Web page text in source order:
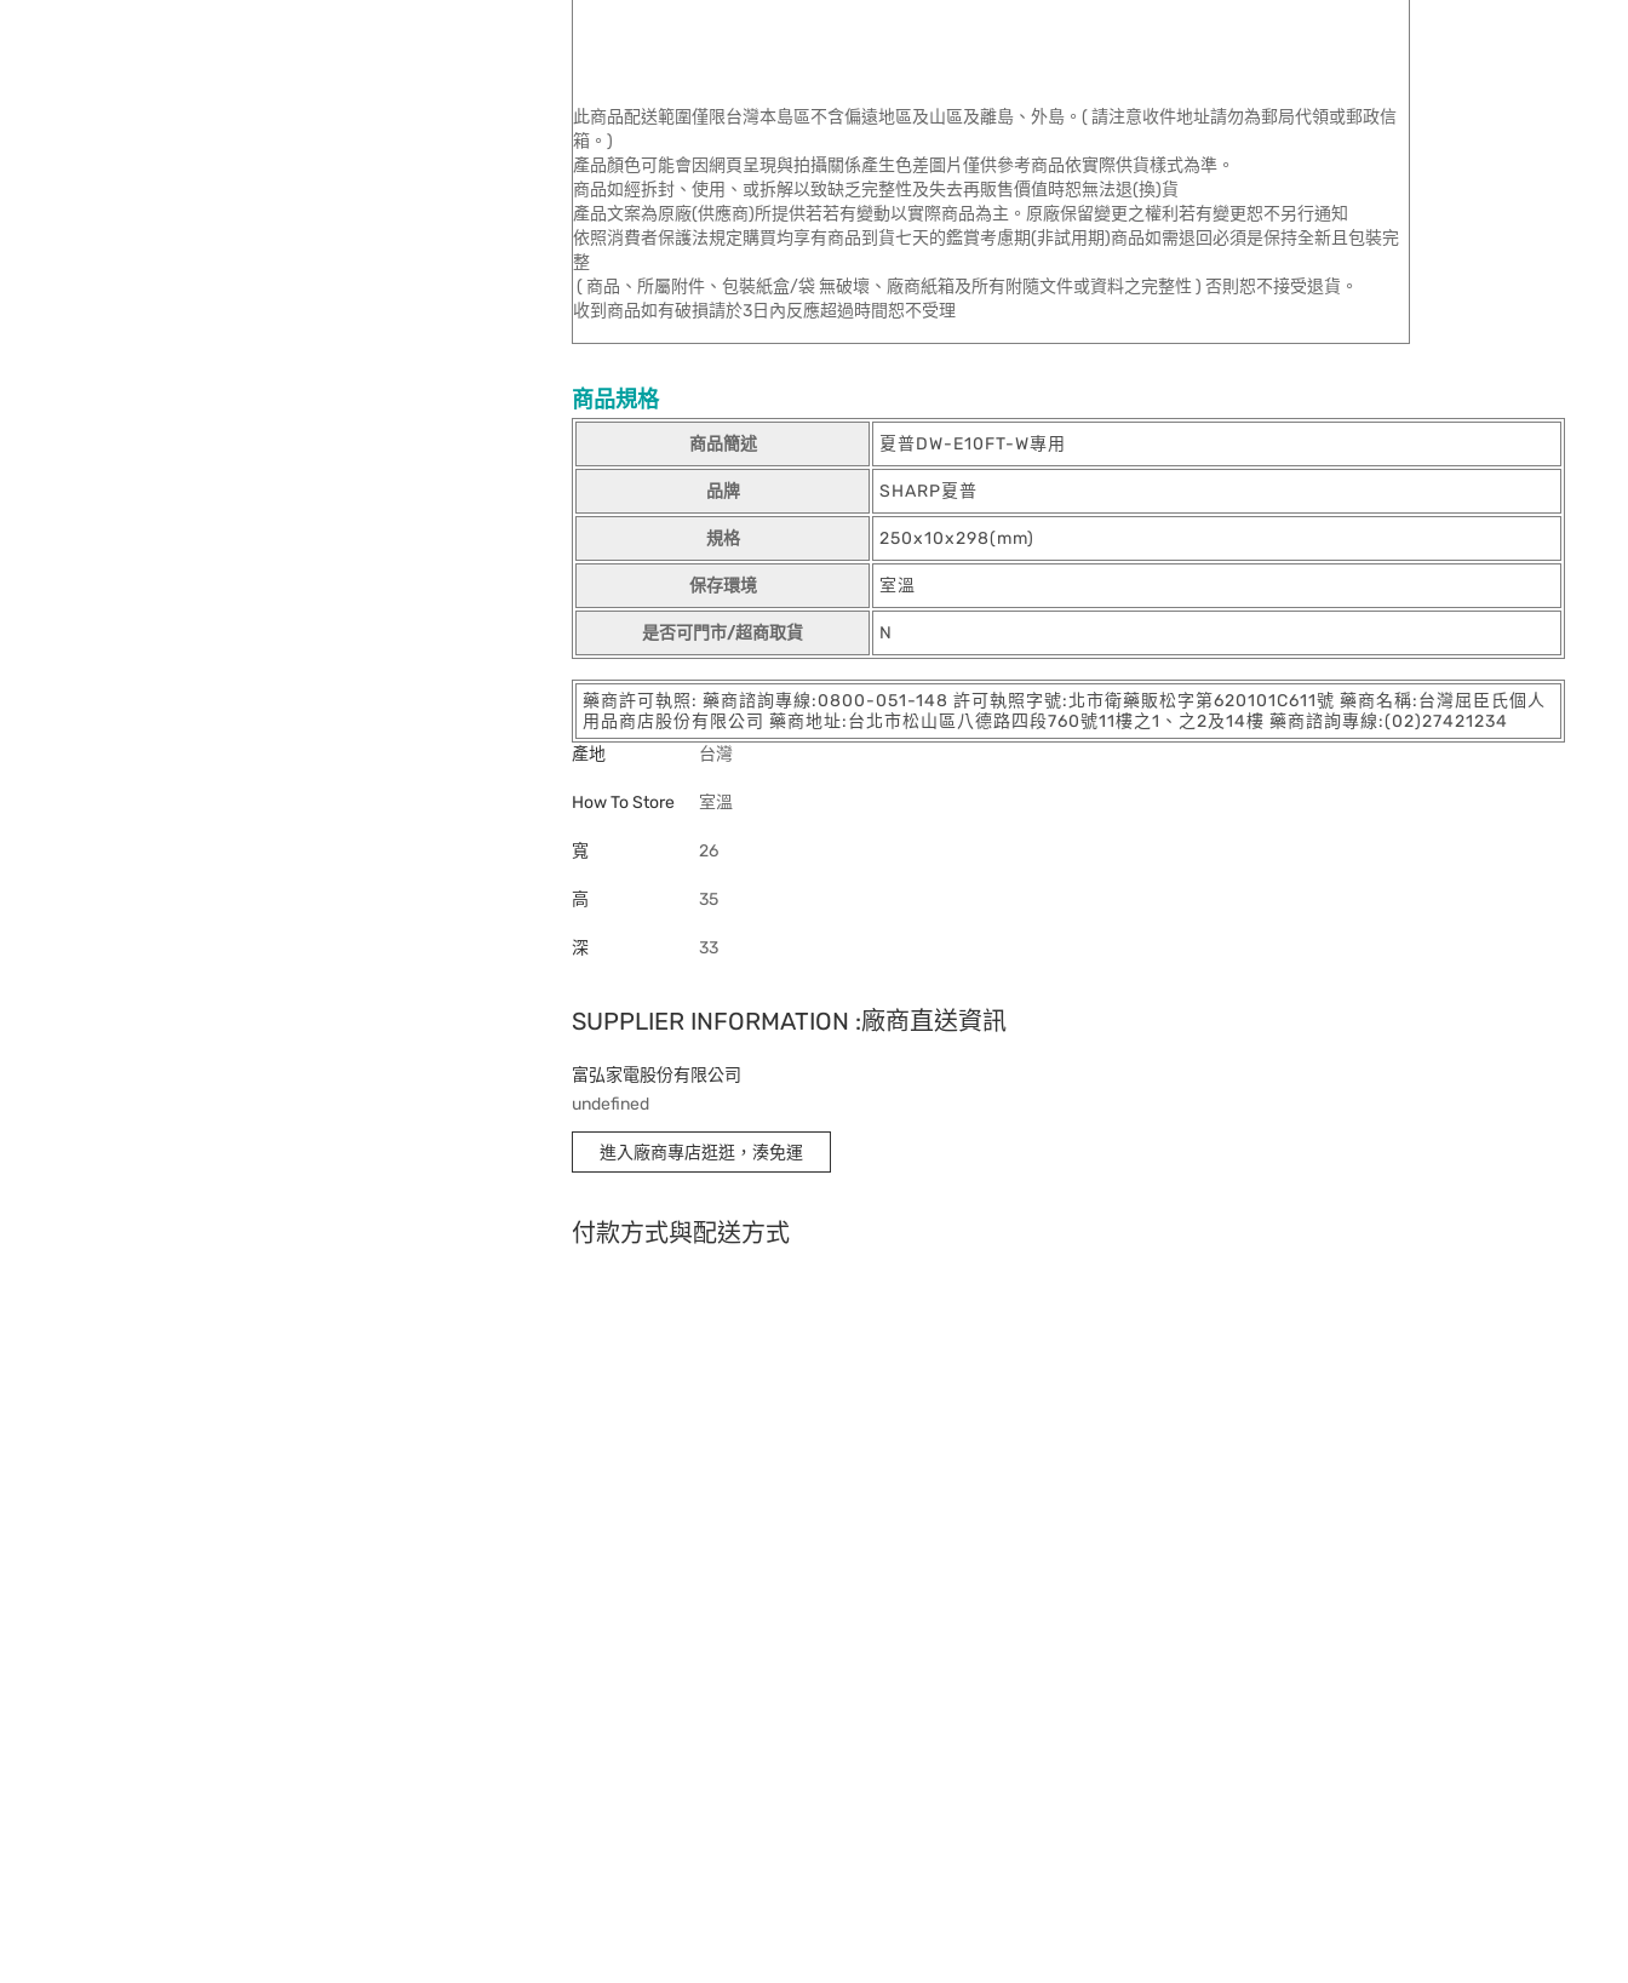
此商品配送範圍僅限台灣本島區不含偏遠地區及山區及離島、外島。( 請注意收件地址請勿為郵局代領或郵政信
箱。)
產品顏色可能會因網頁呈現與拍攝關係產生色差圖片僅供參考商品依實際供貨樣式為準。
商品如經拆封、使用、或拆解以致缺乏完整性及失去再販售價值時恕無法退(換)貨
產品文案為原廠(供應商)所提供若若有變動以實際商品為主。原廠保留變更之權利若有變更恕不另行通知
依照消費者保護法規定購買均享有商品到貨七天的鑑賞考慮期(非試用期)商品如需退回必須是保持全新且包裝完
整
( 商品、所屬附件、包裝紙盒/袋 無破壞、廠商紙箱及所有附隨文件或資料之完整性 ) 否則恕不接受退貨。
收到商品如有破損請於3日內反應超過時間恕不受理
商品規格
商品簡述 夏普DW-E10FT-W專用
品牌 SHARP夏普
規格 250x10x298(mm)
保存環境 室溫
是否可門市/超商取貨 N
藥商許可執照: 藥商諮詢專線:0800-051-148 許可執照字號:北市衛藥販松字第620101C611號 藥商名稱:台灣屈臣氏個人
用品商店股份有限公司 藥商地址:台北市松山區八德路四段760號11樓之1、之2及14樓 藥商諮詢專線:(02)27421234
產地
台灣
How To Store 室溫
寬 26
高 35
深 33
SUPPLIER INFORMATION :廠商直送資訊
富弘家電股份有限公司
undefined
進入廠商專店逛逛，湊免運
付款方式與配送方式